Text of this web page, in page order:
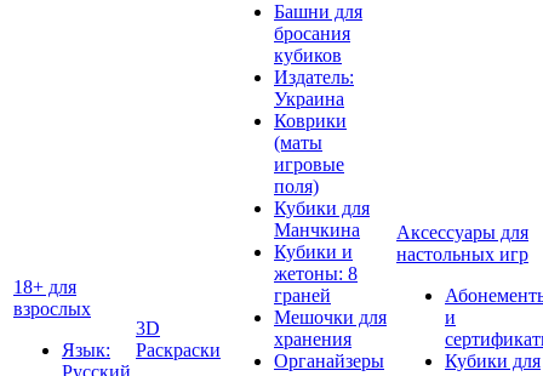
18+ для
взрослых
Язык:
Русский
3D
Раскраски
Башни для
бросания
кубиков
Издатель:
Украина
Коврики
(маты
игровые
поля)
Кубики для
Манчкина
Кубики и
жетоны: 8
граней
Мешочки для
хранения
Органайзеры
Аксессуары для
настольных игр
и
Кубики для